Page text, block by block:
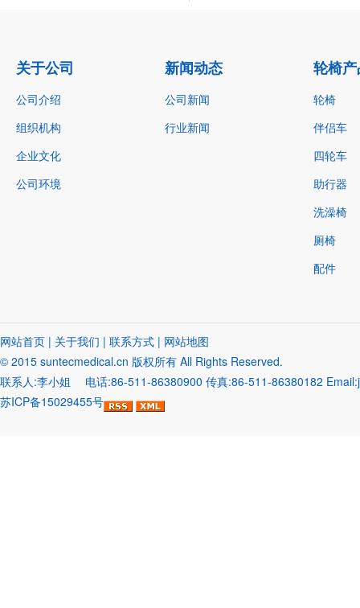
关于公司
公司介绍
组织机构
企业文化
公司环境
新闻动态
公司新闻
行业新闻
轮椅
轮椅
伴侣车
四轮车
助行器
洗澡椅
厕椅
配件
网站首页 | 关于我们 | 联系方式 | 网站地图
© 2015 suntecmedical.cn 版权所有 All Rights Reserved.
联系人:李小姐 电话:86-511-86380900 传真:86-511-86380182
苏ICP备15029455号